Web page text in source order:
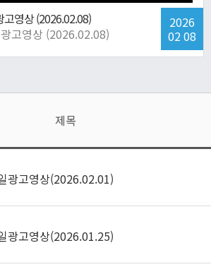
2026
02 08
영상 (2026.02.08)
고영상 (2026.02.08)
제목
광고영상(2026.02.01)
광고영상(2026.01.25)